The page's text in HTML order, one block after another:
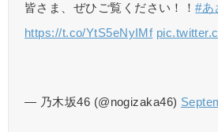
皆さま、ぜひご覧ください！！#あ
https://t.co/YtS5eNyIMf
— 乃木坂46 (@nogizaka46)